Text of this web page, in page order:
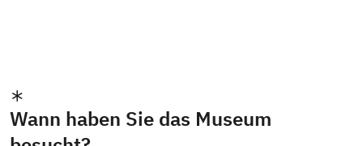
Wann haben Sie das Museum